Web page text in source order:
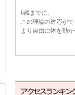
6歳までに、
この理論の対応がで
より自由に体を動か